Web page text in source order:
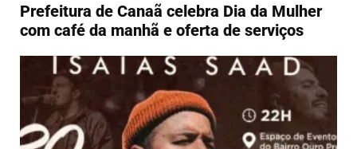
Prefeitura de Canaã celebra Dia da Mulher
com café da manhã e oferta de serviços